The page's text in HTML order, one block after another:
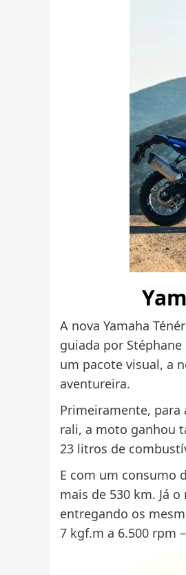
A nova Yamaha
guiada por
um pacote visual, a
aventureira.
Primeiramente,
rali, a moto ganhou
23 litros de
E com um consumo
mais de 530 km. Já
entregando os
7 kgf.m a 6.500 rpm